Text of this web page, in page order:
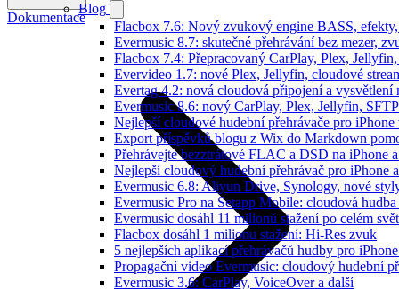
Blog
Flacbox 7.6: Nový zvukový engine BASS,
Evermusic 8.7: skutečné přehrávání bez mezer,
Flacbox 7.4: Přepracovaný CarPlay, Plex,
Evervideo 1.7: nové Plex, Jellyfin, cloudové
Evertag 4.2: nová cloudová připojení a vysvětlení
Evermusic 8.6: nový CarPlay, Plex, Jellyfin,
Nejlepší cloudové hudební přehrávače pro iPhone
Export příspěvků blogu z Wix do Markdown
Přehrávejte bezztrátové FLAC a DSD na iPhone
Nejlepší cloudový hudební přehrávač pro iPhone
Evermusic 6.8: Aliyun Drive, Synology, nové
Evermusic Pro na Setapp Mobile: cloudová
Evermusic dosáhl 11 milionů stažení po celém
Flacbox dosáhl 1 milionu stažení: Hi-Res zvuk
5 nejlepších aplikací přehrávačů hudby pro
Propagační video Evermusic: cloudový hudební
Evermusic 3.6: CarPlay, VoiceOver a další
Dokumentace